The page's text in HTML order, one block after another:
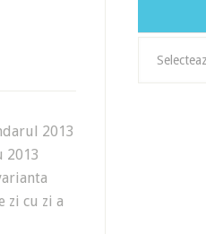
2013
2013
zi cu zi a